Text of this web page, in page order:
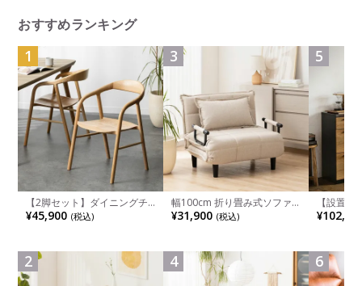
おすすめランキング
1
【2脚セット】ダイニングチ
ェア 木製 LUGA 肘付き チェ
ア 天然木 リビング椅子 板座
ュラル ブラウン 完成品
¥45,900 (税込)
2
3
幅100cm 折り畳み式ソファ
ベッド コンパクト リクライ
ニング カウチスタイル 省ス
¥31,900 (税込)
4
5
【設置
チンカウ
板 引き出
れ ウッデ
ル グレー
6